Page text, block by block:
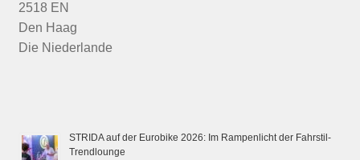
2518 EN
Den Haag
Die Niederlande
STRIDA auf der Eurobike 2026: Im Rampenlicht der Fahrstil-
Trendlounge